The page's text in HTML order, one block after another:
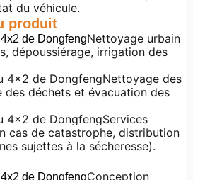
du véhicule.
produit
de DongfengNettoyage urbain
dépoussiérage, irrigation des
4x2 de DongfengNettoyage des
des déchets et évacuation des
4x2 de DongfengServices
cas de catastrophe, distribution
sujettes à la sécheresse).
de DongfengConception